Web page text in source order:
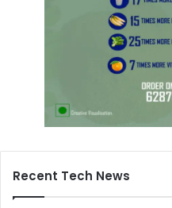
Recent Tech News